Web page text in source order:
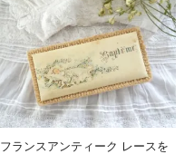
フランスアンティーク レースを